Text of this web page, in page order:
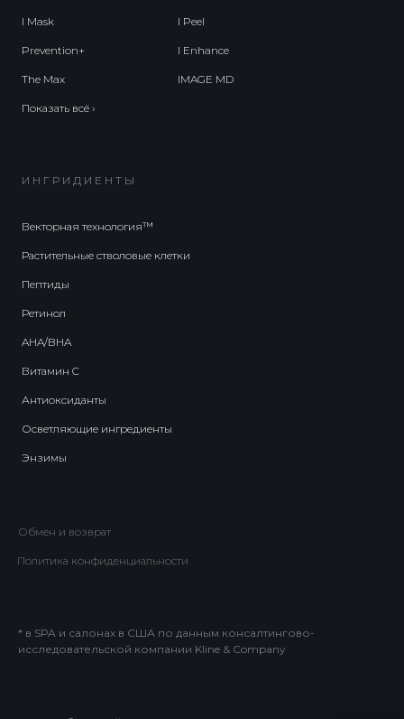
ИНГРИДИЕНТЫ
Векторная технология™
Растительные стволовые клетки
Пептиды
Ретинол
AHA/BHA
Витамин C
Антиоксиданты
Осветляющие ингредиенты
Энзимы
I Mask
Prevention+
The Max
Показать всё ›
I Peel
I Enhance
IMAGE MD
Обмен и возврат
Политика конфиденциальности
* в SPA и салонах в США по данным консалтингово-
исследовательской компании Kline & Company